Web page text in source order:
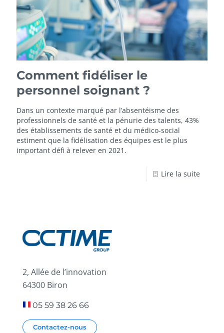
Comment fidéliser le
personnel soignant ?
Dans un contexte marqué par l’absentéisme des
professionnels de santé et la pénurie des talents, 43%
des établissements de santé et du médico-social
estiment que la fidélisation des équipes est le plus
important défi à relever en 2021.
Lire la suite
2, Allée de l’innovation
64300 Biron
05 59 38 26 66
Contactez-nous